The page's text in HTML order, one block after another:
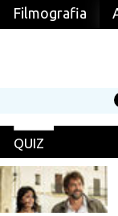
Filmografia
QUIZ